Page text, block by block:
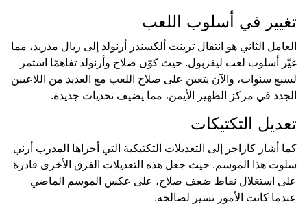
تغيير في أسلوب اللعب
العامل الثاني هو انتقال ترينت ألكسندر أرنولد إلى ريال مدريد، مما
غيّر أسلوب لعب ليفربول. حيث كوّن صلاح وأرنولد تفاهمًا استمر
لسبع سنوات، والآن يتعين على صلاح اللعب مع العديد من اللاعبين
الجدد في مركز الظهير الأيمن، مما يضيف تحديات جديدة.
تعديل التكتيكات
كما أشار كاراجر إلى التعديلات التكتيكية التي أجراها المدرب أرني
سلوت هذا الموسم. حيث جعل هذه التعديلات الفرق الأخرى قادرة
على استغلال نقاط ضعف صلاح، على عكس الموسم الماضي
عندما كانت الأمور تسير لصالحه.